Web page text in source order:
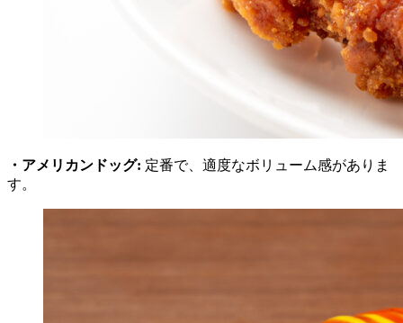
・アメリカンドッグ: 定番で、適度なボリューム感がありま
す。